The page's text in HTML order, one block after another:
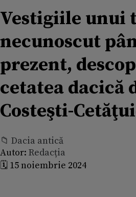
Vestigiile unui
necunoscut
prezent,
cetatea dacică
Costeşti-
📁 Dacia antică
Autor: Redacția
🗓️ 15 noiembrie 2024